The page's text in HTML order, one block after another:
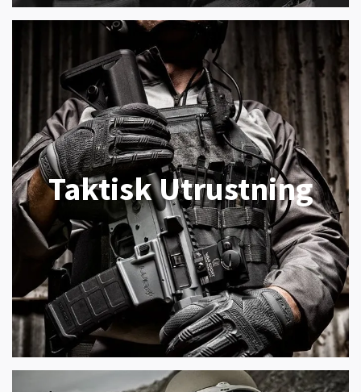
Taktisk Utrustning